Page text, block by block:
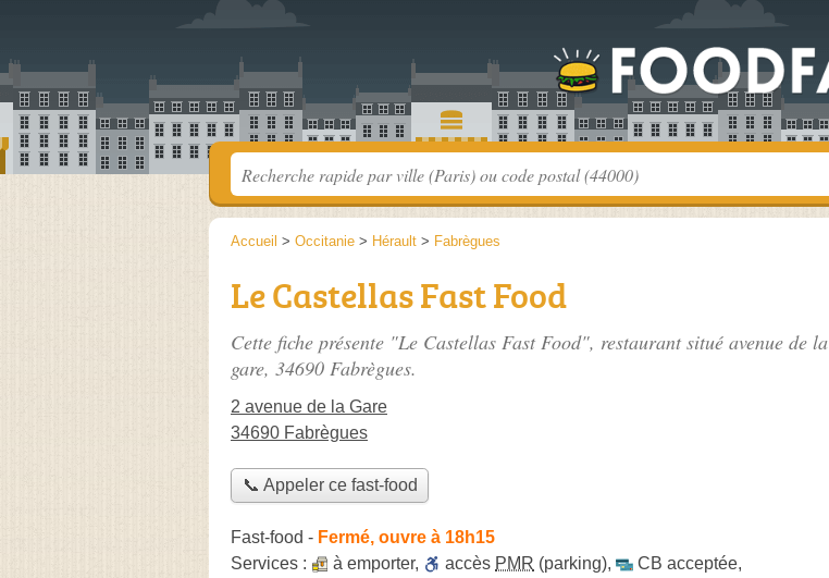
Accueil > Occitanie > Hérault > Fabrègues
Le Castellas Fast Food
Cette fiche présente "Le Castellas Fast Food", restaurant situé avenue de la
gare, 34690 Fabrègues.
2 avenue de la Gare
34690 Fabrègues
📞 Appeler ce fast-food
Fast-food - Fermé, ouvre à 18h15
Services :
à emporter, accès PMR (parking), CB acceptée,